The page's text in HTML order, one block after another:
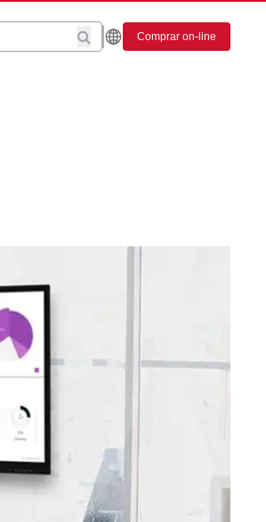
Comprar on-line